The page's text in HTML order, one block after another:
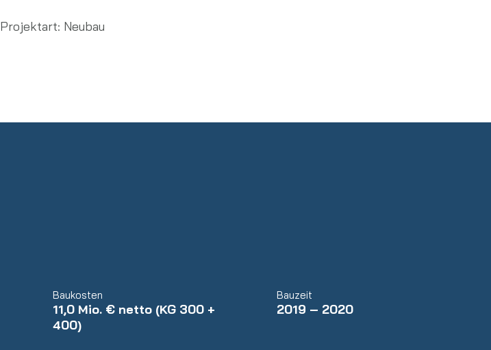
Projektart: Neubau
Baukosten
11,0 Mio. € netto (KG 300 +
400)
Bauzeit
2019 – 2020